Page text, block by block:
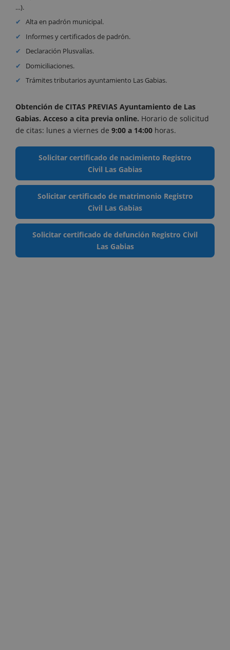
…).
Alta en padrón municipal.
Informes y certificados de padrón.
Declaración Plusvalías.
Domiciliaciones.
Trámites tributarios ayuntamiento Las Gabias.
Obtención de CITAS PREVIAS Ayuntamiento de Las
Gabias. Acceso a cita previa online. Horario de solicitud
de citas: lunes a viernes de 9:00 a 14:00 horas.
Solicitar certificado de nacimiento Registro
Civil Las Gabias
Solicitar certificado de matrimonio Registro
Civil Las Gabias
Solicitar certificado de defunción Registro Civil
Las Gabias